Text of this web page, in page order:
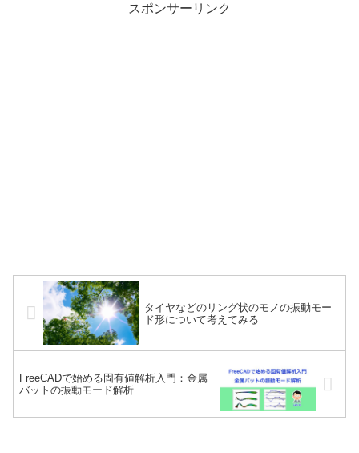
スポンサーリンク
タイヤなどのリング状のモノの振動モー
ド形について考えてみる
FreeCADで始める固有値解析入門：金属
バットの振動モード解析